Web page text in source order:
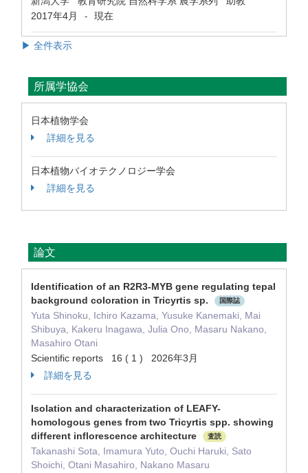
2017年4月
- 現在
▶ 全件表示
所属学協会
日本植物学会
詳細を見る
日本植物バイオテクノロジー学会
詳細を見る
論文
Identification of an R2R3-MYB gene regulating tepal
background coloration in Tricyrtis sp.
国際誌
Yuta Shinoku, Ichiro Kazama, Yusuke Kanemaki, Mai
Shibuya, Kakeru Inagawa, Julia Ono, Masaru Nakano,
Masahiro Otani
Scientific reports 16 ( 1 ) 2026年3月
詳細を見る
Isolation and characterization of LEAFY-
homologous genes from two Tricyrtis spp. showing
different inflorescence architecture
査読
Takanashi Sota, Imamura Yuto, Ouchi Haruki, Sato
Shoichi, Otani Masahiro, Nakano Masaru